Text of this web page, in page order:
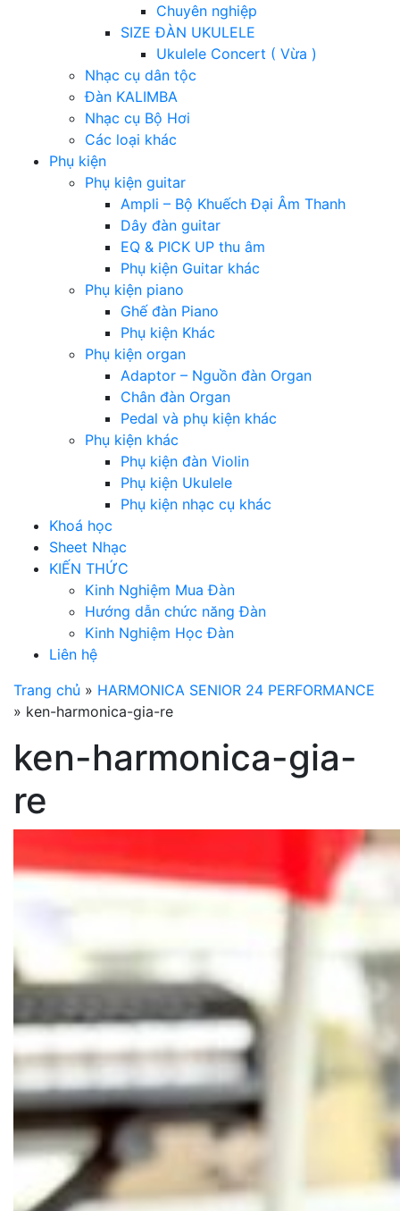
Chuyên nghiệp
SIZE ĐÀN UKULELE
Ukulele Concert ( Vừa )
Nhạc cụ dân tộc
Đàn KALIMBA
Nhạc cụ Bộ Hơi
Các loại khác
Phụ kiện
Phụ kiện guitar
Ampli – Bộ Khuếch Đại Âm Thanh
Dây đàn guitar
EQ & PICK UP thu âm
Phụ kiện Guitar khác
Phụ kiện piano
Ghế đàn Piano
Phụ kiện Khác
Phụ kiện organ
Adaptor – Nguồn đàn Organ
Chân đàn Organ
Pedal và phụ kiện khác
Phụ kiện khác
Phụ kiện đàn Violin
Phụ kiện Ukulele
Phụ kiện nhạc cụ khác
Khoá học
Sheet Nhạc
KIẾN THỨC
Kinh Nghiệm Mua Đàn
Hướng dẫn chức năng Đàn
Kinh Nghiệm Học Đàn
Liên hệ
Trang chủ » HARMONICA SENIOR 24 PERFORMANCE
» ken-harmonica-gia-re
ken-harmonica-gia-
re